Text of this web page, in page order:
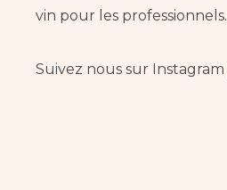
vin pour les professionnels.
Suivez nous sur Instagram